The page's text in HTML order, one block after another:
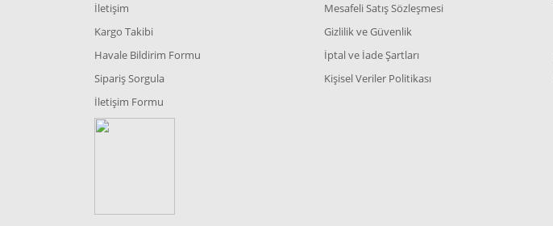
İletişim
Kargo Takibi
Havale Bildirim Formu
Sipariş Sorgula
İletişim Formu
Mesafeli Satış Sözleşmesi
Gizlilik ve Güvenlik
İptal ve İade Şartları
Kişisel Veriler Politikası